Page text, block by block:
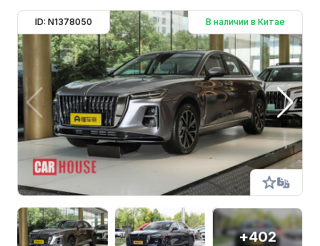
ID: N1378050 В наличии в Китае
+402